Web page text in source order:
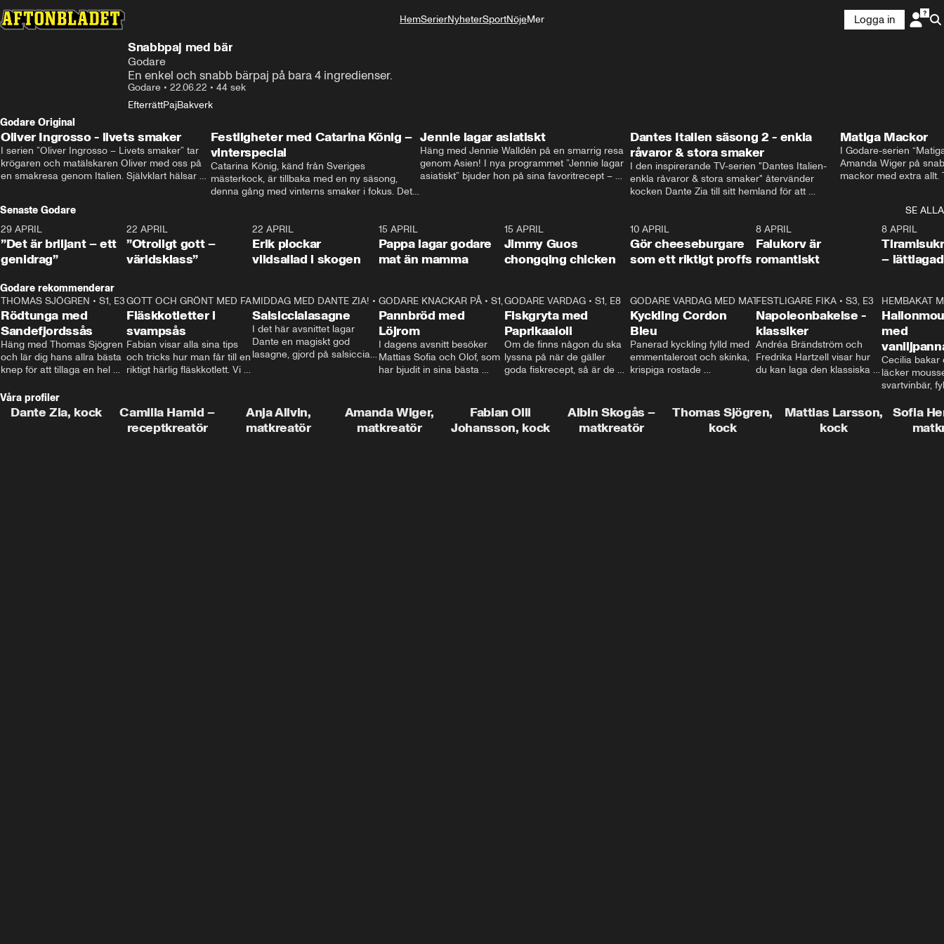
HemSerierNyheterSportNöjeMer
Logga in
Snabbpaj med bär
Godare
En enkel och snabb bärpaj på bara 4 ingredienser.
Godare • 22.06.22 • 44 sek
EfterrättPajBakverk
Godare Original
Oliver Ingrosso - livets smaker
I serien ”Oliver Ingrosso – Livets smaker” tar
krögaren och matälskaren Oliver med oss på
en smakresa genom Italien. Självklart hälsar
Festligheter med Catarina König –
vinterspecial
Catarina König, känd från Sveriges
mästerkock, är tillbaka med en ny säsong,
denna gång med vinterns smaker i fokus. Det
Jennie lagar asiatiskt
Häng med Jennie Walldén på en smarrig resa
genom Asien! I nya programmet ”Jennie lagar
asiatiskt” bjuder hon på sina favoritrecept –
Dantes Italien säsong 2 - enkla
råvaror & stora smaker
I den inspirerande TV-serien "Dantes Italien-
enkla råvaror & stora smaker" återvänder
kocken Dante Zia till sitt hemland för att
Dante regionen Emilia-Romagna och staden
Parma, där han upptäcker den genuina
matfilosofin Cucina Povera.
Matiga Mackor
I Godare-serien
Amanda Wiger på
mackor med extra allt.
italiensk variant med
festliga snittar som
Senaste Godare
SE ALLA
0:50
29 APRIL
”Det är briljant – ett
genidrag”
1:00
22 APRIL
”Otroligt gott –
världsklass”
22 APRIL
Erik plockar
vildsallad i skogen
15 APRIL
Pappa lagar godare
mat än mamma
15 APRIL
Jimmy Guos
chongqing chicken
2:04
10 APRIL
Gör cheeseburgare
som ett riktigt proffs
0:43
8 APRIL
Falukorv är
romantiskt
8 APRIL
–
Godare rekommenderar
13:56
THOMAS SJÖGREN • S1, E3
Rödtunga med
Sandefjordssås
Häng med Thomas Sjögren
och lär dig hans allra bästa
knep för att tillaga en hel
helstekt rödtunga med
sandefjordssås och en
magisk sallad på pepparrot
12:17
GOTT OCH GRÖNT MED FABBE•S2, E2
Fläskkotletter i
svampsås
Fabian visar alla sina tips
och tricks hur man får till en
riktigt härlig fläskkotlett. Vi
Fredrik som lämnat stan
och sadlat om till grisbonde
på Gotland.
16:10
MIDDAG MED DANTE ZIA! •S1, E1
Salsiccialasagne
I det här avsnittet lagar
Dante en magiskt god
lasagne, gjord på salsiccia
26:05
GODARE KNACKAR PÅ• S1, E3
Pannbröd med
Löjrom
I dagens avsnitt besöker
Mattias Sofia och Olof, som
har bjudit in sina bästa
visar hur man skapar en
riktig restaurangupplevelse
hemma, dom där extra
9:22
GODARE VARDAG• S1, E8
Fiskgryta med
Paprikaaioli
Om de finns någon du ska
lyssna på när de gäller
goda fiskrecept, så är de
livets fiskgryta. Den perfekta
vardagsmatsfavoriten som
funkar lika bra alla dagar i
11:35
GODARE VARDAG MED MATTIAS LARSSON•S1, E6
Kyckling Cordon
Bleu
Panerad kyckling fylld med
emmentalerost och skinka,
krispiga rostade
brynt smör och ärtor... Låter
det inte som en given succé
på middagsbordet i veckan?
13:18
FESTLIGARE FIKA •S3, E3
Napoleonbakelse -
klassiker
Andréa Brändström och
Fredrika Hartzell visar hur
du kan laga den klassiska
som imponerar vid varje
tillfälle!
HEMBAKAT
med
Cecilia bakar
läcker
svartvinbär,
som vilar
smulbotten.
allting med
Våra profiler
Dante Zia, kock
Camilla Hamid –
receptkreatör
Anja Allvin,
matkreatör
Amanda Wiger,
matkreatör
Fabian Olli
Johansson, kock
Albin Skogås –
matkreatör
Thomas Sjögren,
kock
Mattias Larsson,
kock
Sofia